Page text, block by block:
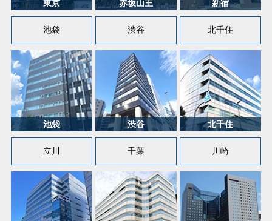
池袋 渋谷 北千住
立川 千葉 川崎